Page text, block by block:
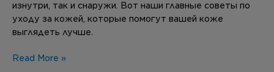
изнутри, так и снаружи. Вот наши главные советы по
уходу за кожей, которые помогут вашей коже
выглядеть лучше.
Read More »